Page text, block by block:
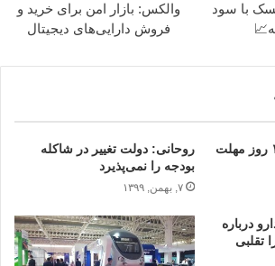
با سود
والکس: بازار امن برای خرید و
فروش دارایی‌های دیجیتال
متقاضیان وام کرونا ۱۰ روز مهلت
روحانی: دولت تغییر در شاکله
بودجه را نمی‌پذیرد
۷, بهمن, ۱۳۹۹
درباره
تقلبی